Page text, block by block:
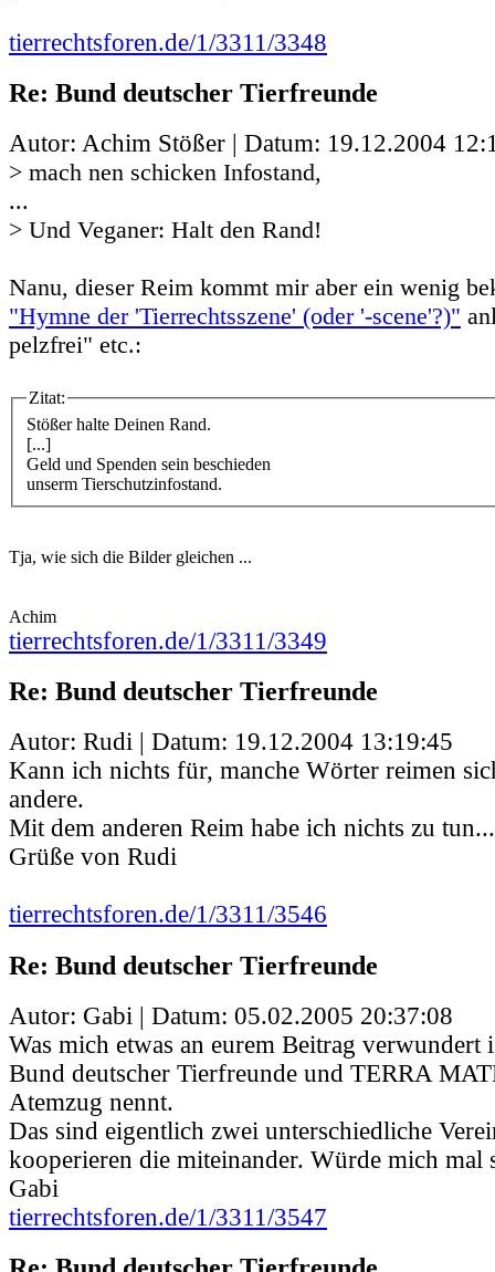
tierrechtsforen.de/1/3311/3348
Re: Bund deutscher Tierfreunde
Autor: Achim Stößer | Datum: 19.12.2004
> mach nen schicken Infostand,
...
> Und Veganer: Halt den Rand!
Nanu, dieser Reim kommt mir aber ein wenig
"Hymne der 'Tierrechtsszene' (oder '-scene'?)"
pelzfrei" etc.:
Zitat:
Stößer halte Deinen Rand.
[...]
Geld und Spenden sein beschieden
unserm Tierschutzinfostand.
Tja, wie sich die Bilder gleichen ...
Achim
tierrechtsforen.de/1/3311/3349
Re: Bund deutscher Tierfreunde
Autor: Rudi | Datum: 19.12.2004 13:19:45
Kann ich nichts für, manche Wörter reimen
andere.
Mit dem anderen Reim habe ich nichts zu tun...
Grüße von Rudi
tierrechtsforen.de/1/3311/3546
Re: Bund deutscher Tierfreunde
Autor: Gabi | Datum: 05.02.2005 20:37:08
Was mich etwas an eurem Beitrag verwundert
Bund deutscher Tierfreunde und TERRA
Atemzug nennt.
Das sind eigentlich zwei unterschiedliche
kooperieren die miteinander. Würde mich mal
Gabi
tierrechtsforen.de/1/3311/3547